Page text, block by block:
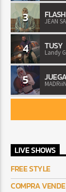
3 JEAN
4 TUSY
Landy
5
LIVE SHOWS
FREE STYLE
COMPRA